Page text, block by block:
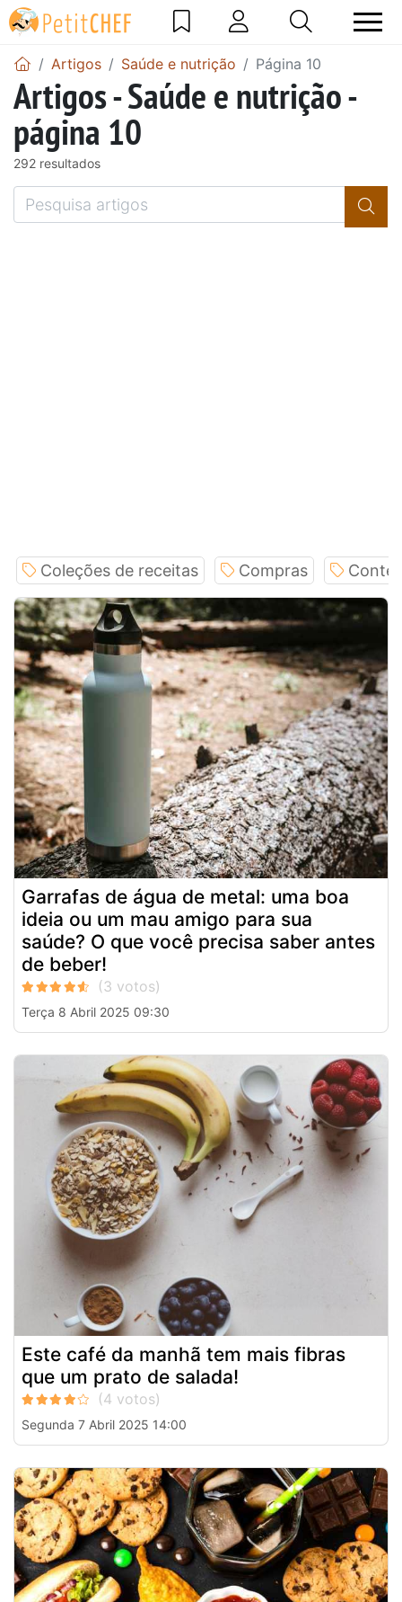
Artigos Saúde e nutrição Página 10
Artigos - Saúde e nutrição -
página 10
292 resultados
Coleções de receitas Compras
Garrafas de água de metal: uma boa
ideia ou um mau amigo para sua
saúde? O que você precisa saber antes
de beber!
Terça 8 Abril 2025 09:30
Este café da manhã tem mais fibras
que um prato de salada!
Segunda 7 Abril 2025 14:00